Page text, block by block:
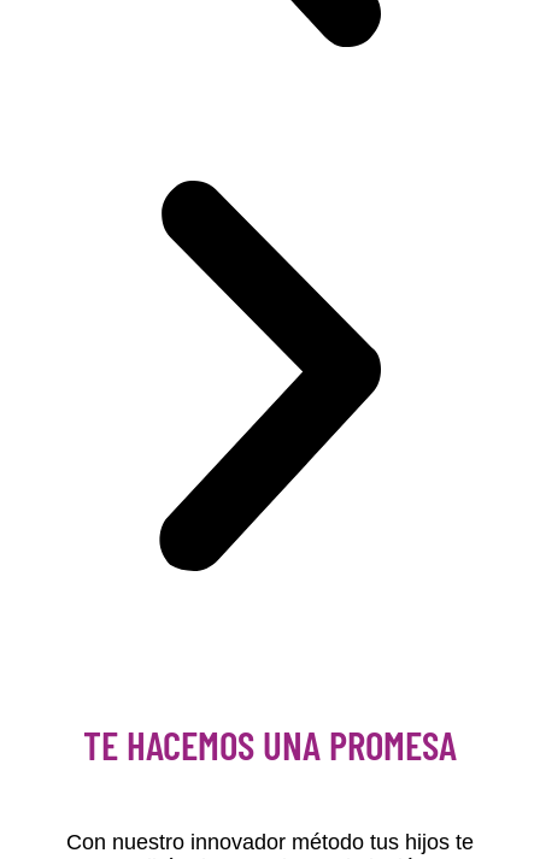
TE HACEMOS UNA PROMESA
Con nuestro innovador método tus hijos te